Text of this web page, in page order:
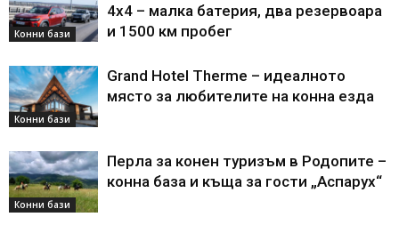
Конни бази
4х4 – малка батерия, два резервоара
и 1500 км пробег
Конни бази
Grand Hotel Therme – идеалното
място за любителите на конна езда
Конни бази
Перла за конен туризъм в Родопите –
конна база и къща за гости „Аспарух“